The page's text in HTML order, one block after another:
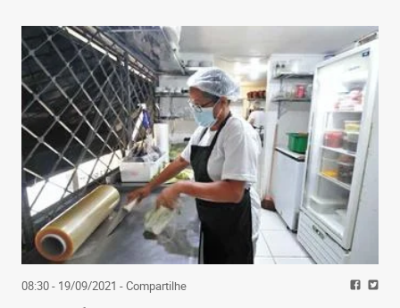
08:30 - 19/09/2021 - Compartilhe